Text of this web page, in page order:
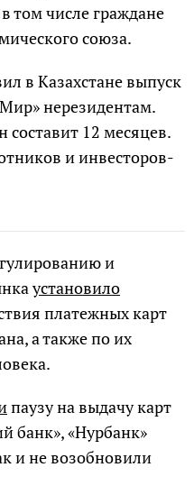
том числе граждане
союза.
в Казахстане выпуск
нерезидентам.
составит 12 месяцев.
и инвесторов-
и
установило
платежных карт
а также по их
паузу на выдачу карт
банк», «Нурбанк»
и не возобновили